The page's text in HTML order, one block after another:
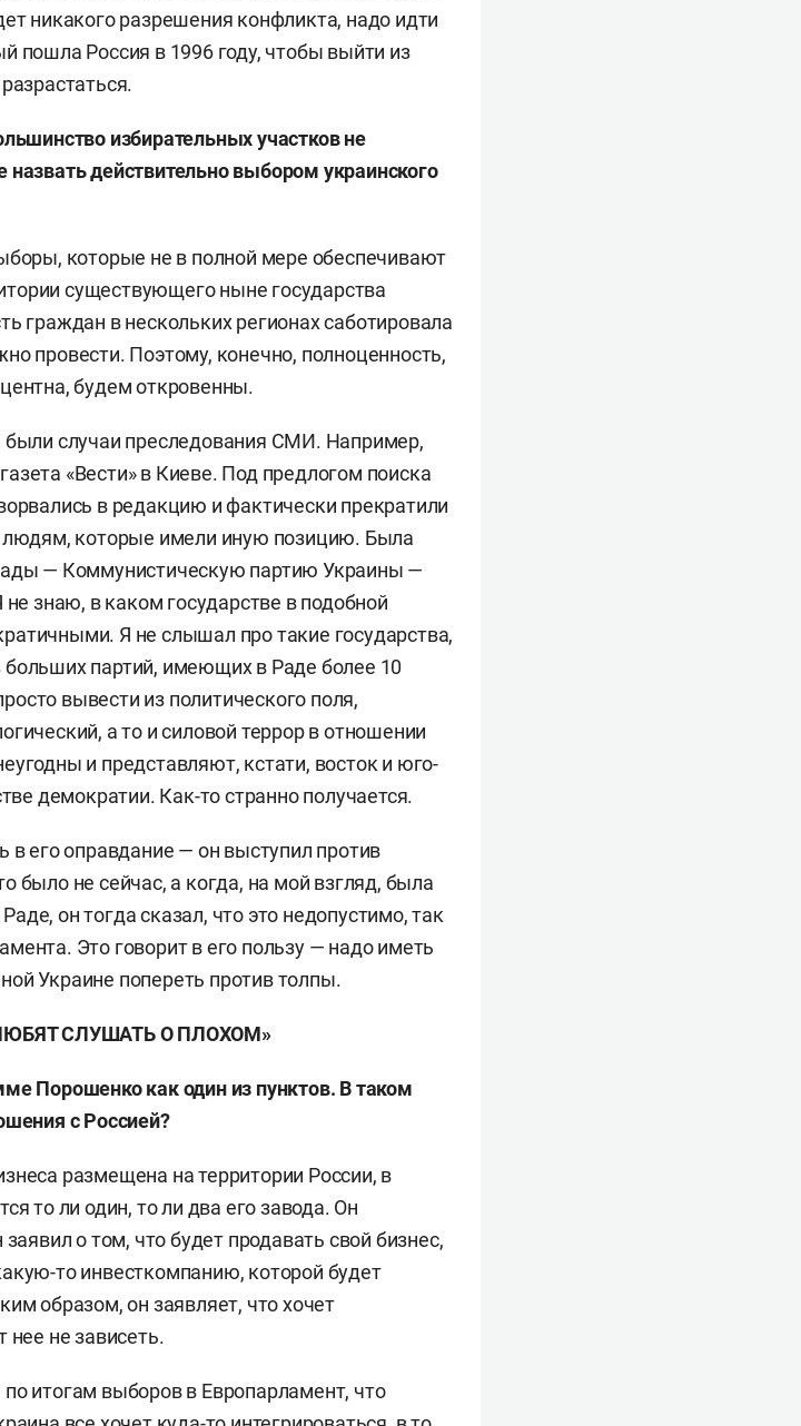
никакого разрешения конфликта, надо идти
пошла Россия в 1996 году, чтобы выйти из
избирательных участков не
действительно выбором украинского
которые не в полной мере обеспечивают
существующего ныне государства
граждан в нескольких регионах саботировала
провести. Поэтому, конечно, полноценность,
будем откровенны.
случаи преследования СМИ. Например,
«Вести» в Киеве. Под предлогом поиска
в редакцию и фактически прекратили
людям, которые имели иную позицию. Была
— Коммунистическую партию Украины —
знаю, в каком государстве в подобной
Я не слышал про такие государства,
партий, имеющих в Раде более 10
вывести из политического поля,
а то и силовой террор в отношении
и представляют, кстати, восток и юго-
демократии. Как-то странно получается.
в его оправдание — он выступил против
было не сейчас, а когда, на мой взгляд, была
он тогда сказал, что это недопустимо, так
Это говорит в его пользу — надо иметь
Украине попереть против толпы.
СЛУШАТЬ О ПЛОХОМ»
Порошенко как один из пунктов. В таком
с Россией?
размещена на территории России, в
то ли один, то ли два его завода. Он
о том, что будет продавать свой бизнес,
то инвесткомпанию, которой будет
образом, он заявляет, что хочет
нее не зависеть.
итогам выборов в Европарламент, что